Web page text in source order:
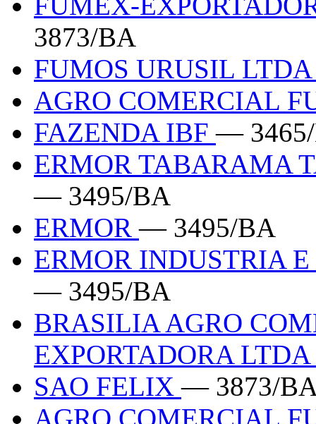
3873/BA
FUMOS URUSIL
AGRO COMERCIAL
FAZENDA IBF—
ERMOR TABARAMA
— 3495/BA
ERMOR— 3495/BA
ERMOR INDUSTRIA
— 3495/BA
BRASILIA AGRO
EXPORTADORA LTDA
SAO FELIX— 3873/
AGRO COMERCIAL